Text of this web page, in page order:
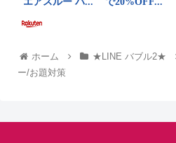
ホーム ★LINE バブル2★
ー/お題対策